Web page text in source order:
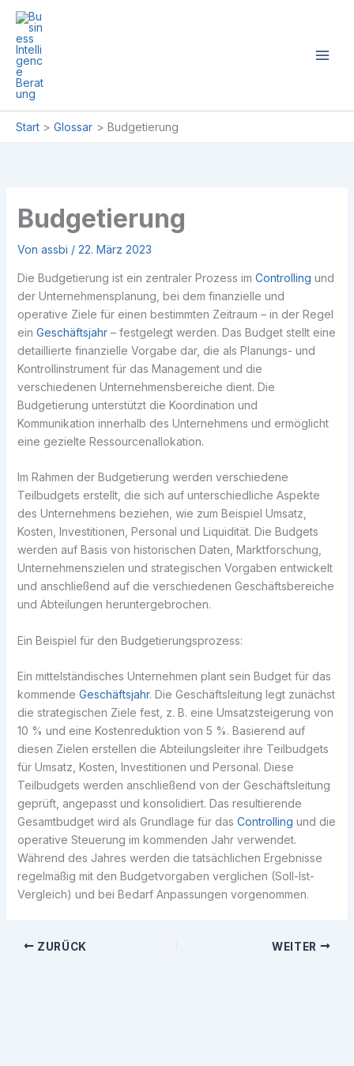
Zum
Inhalt
springen
Start Glossar Budgetierung
Budgetierung
Von assbi / 22. März 2023
Die Budgetierung ist ein zentraler Prozess im Controlling und
der Unternehmensplanung, bei dem finanzielle und
operative Ziele für einen bestimmten Zeitraum – in der Regel
ein Geschäftsjahr– festgelegt werden. Das Budget stellt eine
detaillierte finanzielle Vorgabe dar, die als Planungs- und
Kontrollinstrument für das Management und die
verschiedenen Unternehmensbereiche dient. Die
Budgetierung unterstützt die Koordination und
Kommunikation innerhalb des Unternehmens und ermöglicht
eine gezielte Ressourcenallokation.
Im Rahmen der Budgetierung werden verschiedene
Teilbudgets erstellt, die sich auf unterschiedliche Aspekte
des Unternehmens beziehen, wie zum Beispiel Umsatz,
Kosten, Investitionen, Personal und Liquidität. Die Budgets
werden auf Basis von historischen Daten, Marktforschung,
Unternehmenszielen und strategischen Vorgaben entwickelt
und anschließend auf die verschiedenen Geschäftsbereiche
und Abteilungen heruntergebrochen.
Ein Beispiel für den Budgetierungsprozess:
Ein mittelständisches Unternehmen plant sein Budget für das
kommende Geschäftsjahr. Die Geschäftsleitung legt zunächst
die strategischen Ziele fest, z. B. eine Umsatzsteigerung von
10 % und eine Kostenreduktion von 5 %. Basierend auf
diesen Zielen erstellen die Abteilungsleiter ihre Teilbudgets
für Umsatz, Kosten, Investitionen und Personal. Diese
Teilbudgets werden anschließend von der Geschäftsleitung
geprüft, angepasst und konsolidiert. Das resultierende
Gesamtbudget wird als Grundlage für das Controlling und die
operative Steuerung im kommenden Jahr verwendet.
Während des Jahres werden die tatsächlichen Ergebnisse
regelmäßig mit den Budgetvorgaben verglichen (Soll-Ist-
Vergleich) und bei Bedarf Anpassungen vorgenommen.
ZURÜCK WEITER